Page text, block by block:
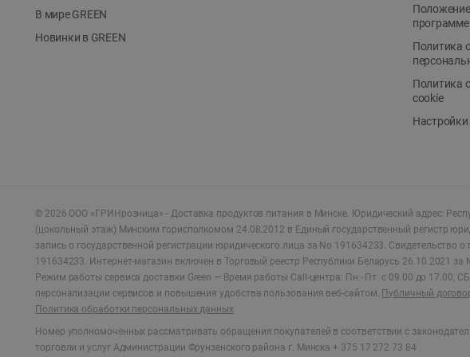
В мире GREEN
Новинки в GREEN
программе
Политика
Политика
cookie
© 2026 ООО «ГРИНрозница» - Доставка продуктов питания в Минске. Юридический адрес:
(цокольный этаж) Минским горисполкомом 24.08.2012 в Единый государственный регистр
запись о государственной регистрации юридического лица за No 191634233. Свидетельство о
191634233. Интернет-магазин включен в Торговый реестр Республики Беларусь 26.10.2021
Режим работы сервиса доставки Green — Время работы Call-центра: Пн.- Пт. с 09.00 до 17.00,
персонализации сервисов и повышения удобства пользования веб-сайтом. Публичный
Политика обработки персональных данных
Номер уполномоченных рассматривать обращения покупателей в соответствии с
торговли и услуг Администрации Фрунзенского района г. Минска + 375 17 272 73 84 .